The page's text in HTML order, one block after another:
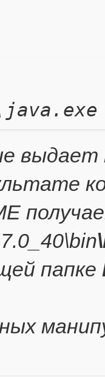
выдает
папке